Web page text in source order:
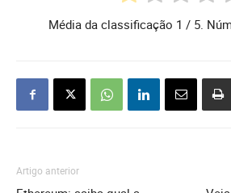
Média da classificação 1 / 5.
Artigo anterior